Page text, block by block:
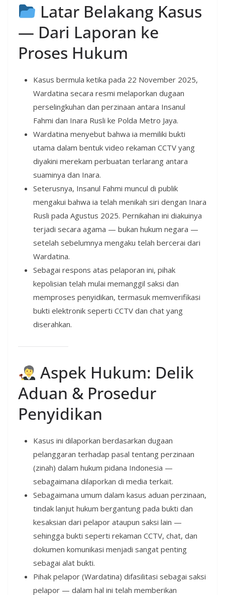
Latar Belakang Kasus
— Dari Laporan ke
Proses Hukum
Kasus bermula ketika pada 22 November 2025,
Wardatina secara resmi melaporkan dugaan
perselingkuhan dan perzinaan antara Insanul
Fahmi dan Inara Rusli ke Polda Metro Jaya.
Wardatina menyebut bahwa ia memiliki bukti
utama dalam bentuk video rekaman CCTV yang
diyakini merekam perbuatan terlarang antara
suaminya dan Inara.
Seterusnya, Insanul Fahmi muncul di publik
mengakui bahwa ia telah menikah siri dengan Inara
Rusli pada Agustus 2025. Pernikahan ini diakuinya
terjadi secara agama — bukan hukum negara —
setelah sebelumnya mengaku telah bercerai dari
Wardatina.
Sebagai respons atas pelaporan ini, pihak
kepolisian telah mulai memanggil saksi dan
memproses penyidikan, termasuk memverifikasi
bukti elektronik seperti CCTV dan chat yang
diserahkan.
Aspek Hukum: Delik
Aduan & Prosedur
Penyidikan
Kasus ini dilaporkan berdasarkan dugaan
pelanggaran terhadap pasal tentang perzinaan
(zinah) dalam hukum pidana Indonesia —
sebagaimana dilaporkan di media terkait.
Sebagaimana umum dalam kasus aduan perzinaan,
tindak lanjut hukum bergantung pada bukti dan
kesaksian dari pelapor ataupun saksi lain —
sehingga bukti seperti rekaman CCTV, chat, dan
dokumen komunikasi menjadi sangat penting
sebagai alat bukti.
Pihak pelapor (Wardatina) difasilitasi sebagai saksi
pelapor — dalam hal ini telah memberikan